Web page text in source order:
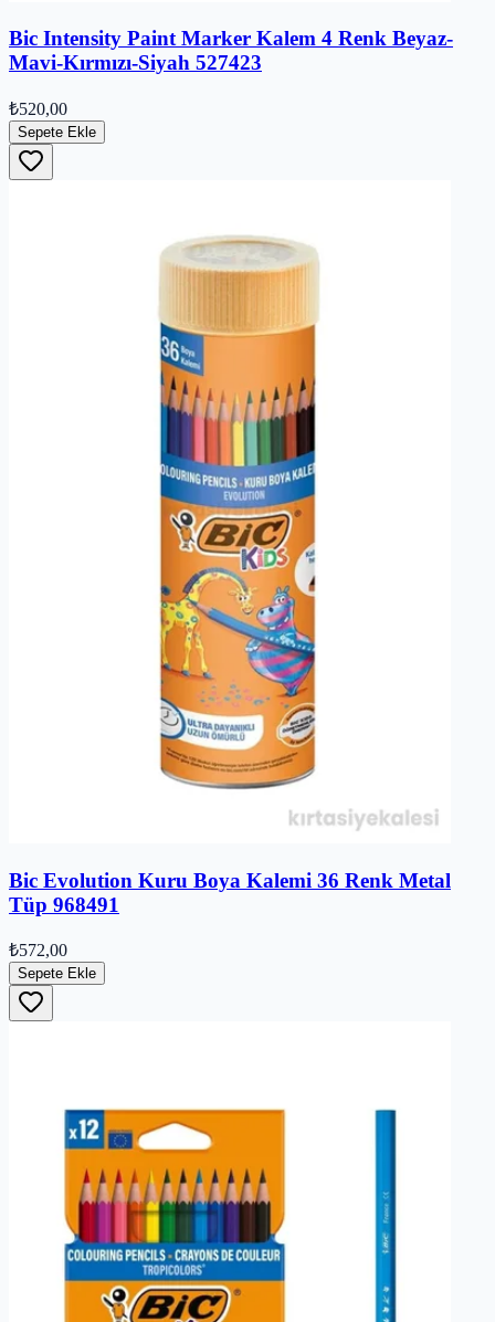
Bic Intensity Paint Marker Kalem 4 Renk Beyaz-
Mavi-Kırmızı-Siyah 527423
₺520,00
Sepete Ekle
Bic Evolution Kuru Boya Kalemi 36 Renk Metal
Tüp 968491
₺572,00
Sepete Ekle